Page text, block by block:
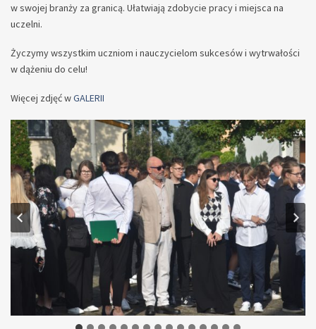
w swojej branży za granicą. Ułatwiają zdobycie pracy i miejsca na
uczelni.
Życzymy wszystkim uczniom i nauczycielom sukcesów i wytrwałości
w dążeniu do celu!
Więcej zdjęć wGALERII